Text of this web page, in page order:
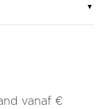
▼
vanaf €